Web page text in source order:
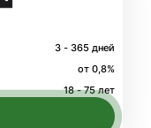
3 - 365 дней
от 0,8%
18 - 75 лет